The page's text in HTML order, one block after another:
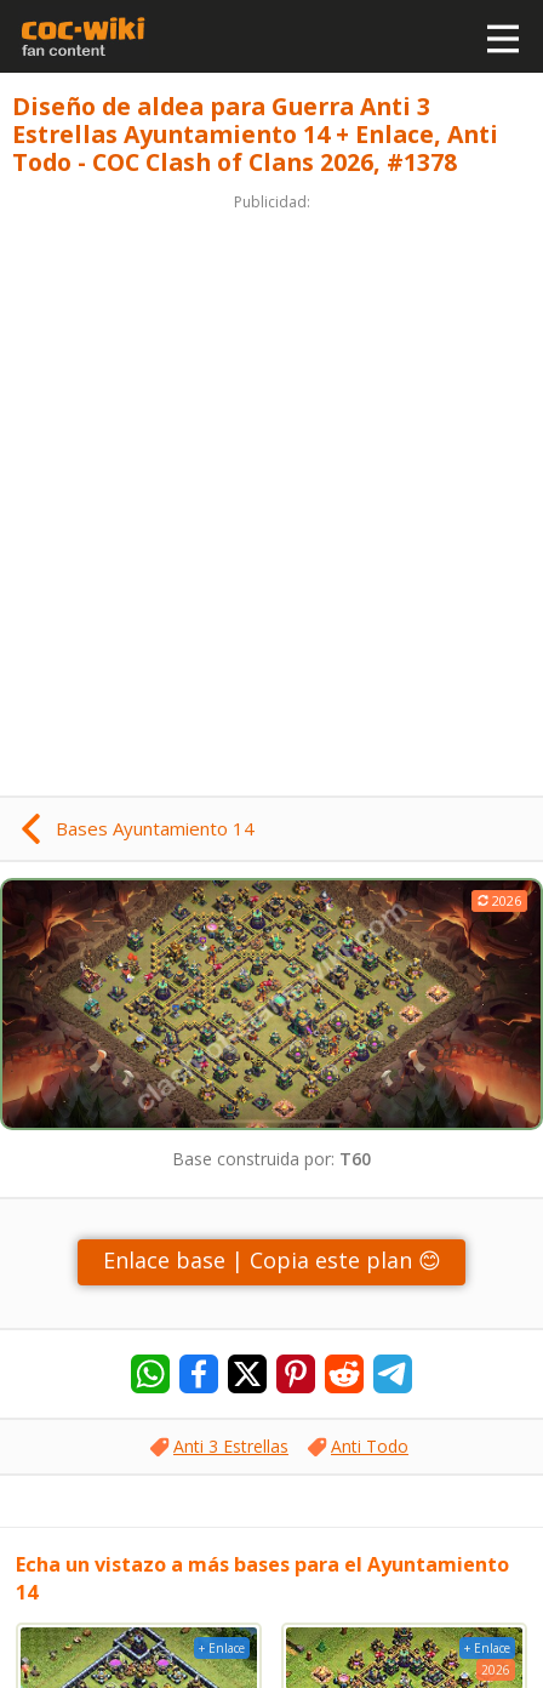
Diseño de aldea para Guerra Anti 3
Estrellas Ayuntamiento 14 + Enlace, Anti
Todo - COC Clash of Clans 2026, #1378
Publicidad:
Bases Ayuntamiento 14
2026
Base construida por: T60
Enlace base | Copia este plan 😊
Anti 3 Estrellas Anti Todo
Echa un vistazo a más bases para el Ayuntamiento
14
+ Enlace
+ Enlace
2026